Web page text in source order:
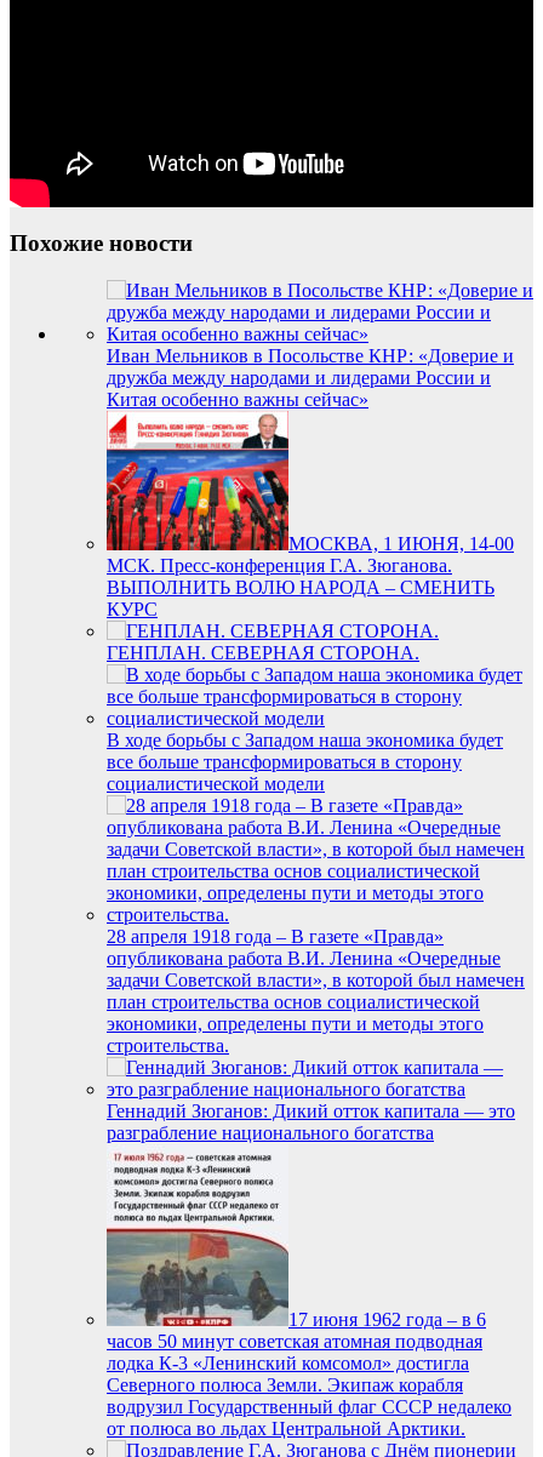
Похожие новости
Иван Мельников в Посольстве КНР: «Доверие и
дружба между народами и лидерами России и
Китая особенно важны сейчас»
МОСКВА, 1 ИЮНЯ, 14-00
МСК. Пресс-конференция Г.А. Зюганова.
ВЫПОЛНИТЬ ВОЛЮ НАРОДА – СМЕНИТЬ
КУРС
ГЕНПЛАН. СЕВЕРНАЯ СТОРОНА.
В ходе борьбы с Западом наша экономика будет
все больше трансформироваться в сторону
социалистической модели
28 апреля 1918 года – В газете «Правда»
опубликована работа В.И. Ленина «Очередные
задачи Советской власти», в которой был намечен
план строительства основ социалистической
экономики, определены пути и методы этого
строительства.
Геннадий Зюганов: Дикий отток капитала — это
разграбление национального богатства
17 июня 1962 года – в 6
часов 50 минут советская атомная подводная
лодка К-3 «Ленинский комсомол» достигла
Северного полюса Земли. Экипаж корабля
водрузил Государственный флаг СССР недалеко
от полюса во льдах Центральной Арктики.